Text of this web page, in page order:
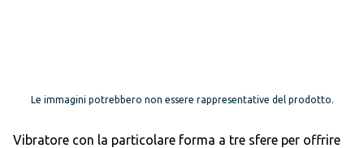
Le immagini potrebbero non essere rappresentative del prodotto.
Vibratore con la particolare forma a tre sfere per offrire